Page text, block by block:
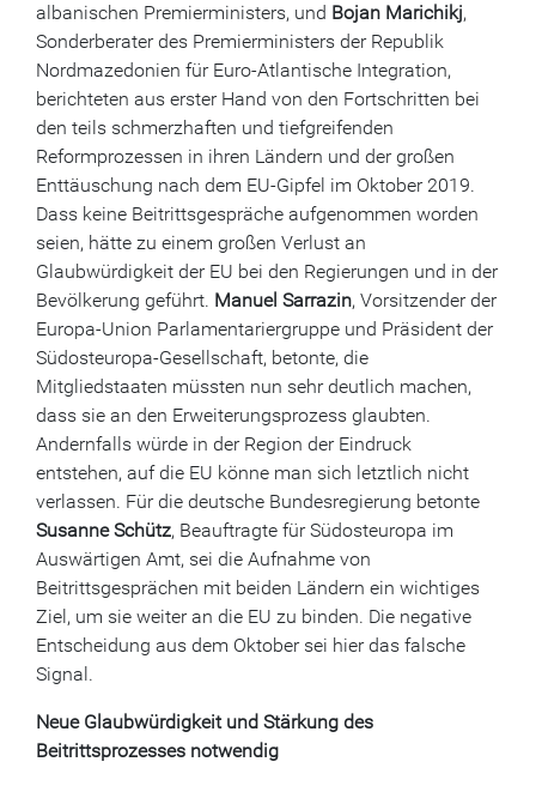
albanischen Premierministers, und Bojan Marichikj,
Sonderberater des Premierministers der Republik
Nordmazedonien für Euro-Atlantische Integration,
berichteten aus erster Hand von den Fortschritten bei
den teils schmerzhaften und tiefgreifenden
Reformprozessen in ihren Ländern und der großen
Enttäuschung nach dem EU-Gipfel im Oktober 2019.
Dass keine Beitrittsgespräche aufgenommen worden
seien, hätte zu einem großen Verlust an
Glaubwürdigkeit der EU bei den Regierungen und in der
Bevölkerung geführt. Manuel Sarrazin, Vorsitzender der
Europa-Union Parlamentariergruppe und Präsident der
Südosteuropa-Gesellschaft, betonte, die
Mitgliedstaaten müssten nun sehr deutlich machen,
dass sie an den Erweiterungsprozess glaubten.
Andernfalls würde in der Region der Eindruck
entstehen, auf die EU könne man sich letztlich nicht
verlassen. Für die deutsche Bundesregierung betonte
Susanne Schütz, Beauftragte für Südosteuropa im
Auswärtigen Amt, sei die Aufnahme von
Beitrittsgesprächen mit beiden Ländern ein wichtiges
Ziel, um sie weiter an die EU zu binden. Die negative
Entscheidung aus dem Oktober sei hier das falsche
Signal.
Neue Glaubwürdigkeit und Stärkung des
Beitrittsprozesses notwendig